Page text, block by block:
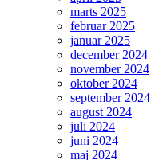
marts 2025
februar 2025
januar 2025
december 2024
november 2024
oktober 2024
september 2024
august 2024
juli 2024
juni 2024
maj 2024